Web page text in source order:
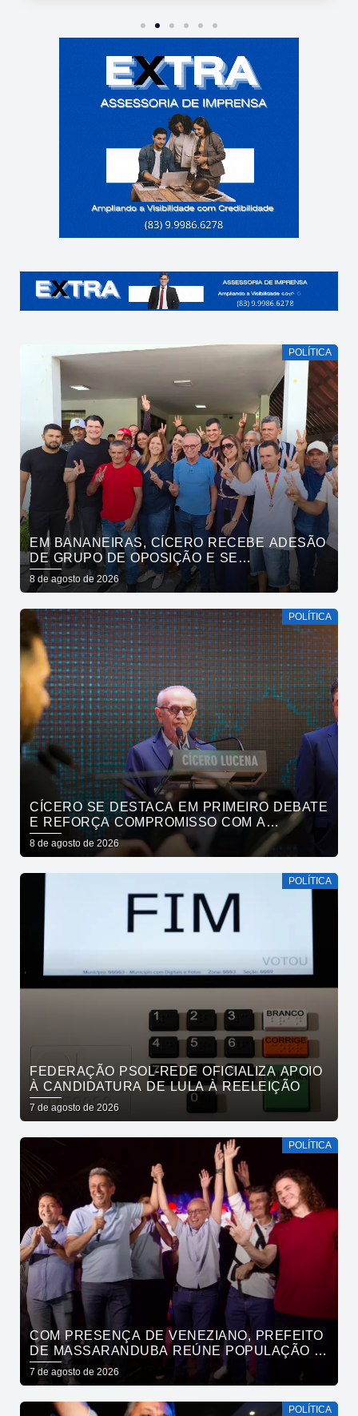
POLÍTICA
EM BANANEIRAS, CÍCERO RECEBE ADESÃO
DE GRUPO DE OPOSIÇÃO E SE
COMPROMETE COM ESGOTAMENTO
SANITÁRIO
8 de agosto de 2026
POLÍTICA
CÍCERO SE DESTACA EM PRIMEIRO DEBATE
E REFORÇA COMPROMISSO COM A
SEGURANÇA HÍDRICA DO ESTADO
8 de agosto de 2026
POLÍTICA
FEDERAÇÃO PSOL-REDE OFICIALIZA APOIO
À CANDIDATURA DE LULA À REELEIÇÃO
7 de agosto de 2026
POLÍTICA
COM PRESENÇA DE VENEZIANO, PREFEITO
DE MASSARANDUBA REÚNE POPULAÇÃO E
ANUNCIA APOIO A CÍCERO LUCENA
7 de agosto de 2026
POLÍTICA